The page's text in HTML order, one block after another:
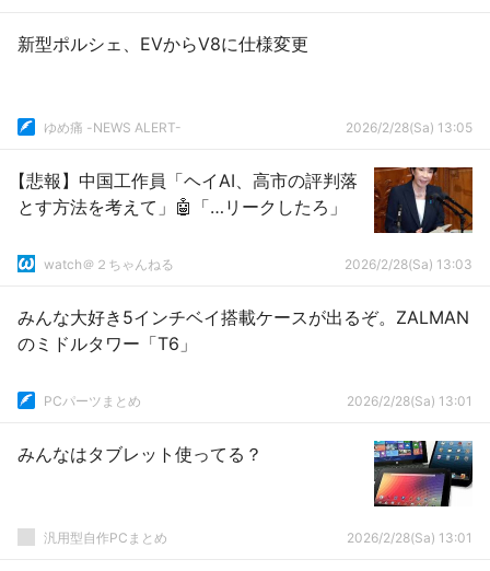
新型ポルシェ、EVからV8に仕様変更
ゆめ痛 -NEWS ALERT- 2026/2/28(Sa) 13:05
【悲報】中国工作員「ヘイAI、高市の評判落
とす方法を考えて」🤖「…リークしたろ」
watch＠２ちゃんねる 2026/2/28(Sa) 13:03
みんな大好き5インチベイ搭載ケースが出るぞ。ZALMAN
のミドルタワー「T6」
PCパーツまとめ 2026/2/28(Sa) 13:01
みんなはタブレット使ってる？
汎用型自作PCまとめ 2026/2/28(Sa) 13:01